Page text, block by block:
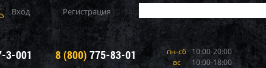
Вход Регистрация
3-001 8 (800) 775-83-01 пн-сб 10:00-20:00
вс
10:00-18:00